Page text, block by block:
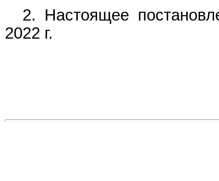
2. Настоящее
2022 г.